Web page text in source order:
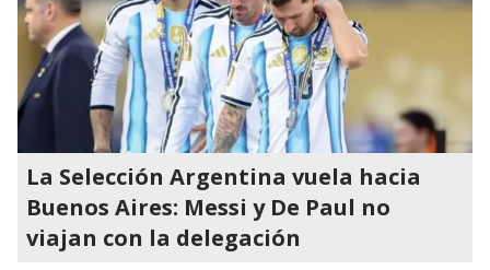
La Selección Argentina vuela hacia
Buenos Aires: Messi y De Paul no
viajan con la delegación